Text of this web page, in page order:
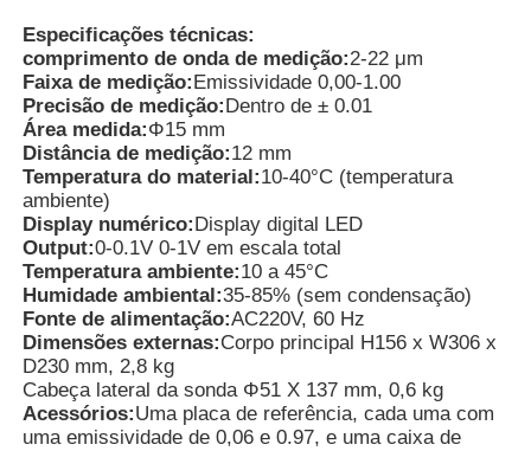
Detector de Radiação Nuclear
Dosímetro pessoal
sensor do raio de x
Sistema de Monitoramento de Radiação Nuclear
detector do rádon
Monitor de íons negativos atmosféricos
Especificações técnicas:
comprimento de onda de medição:2-22 μm
Faixa de medição:Emissividade 0,00-1.00
Precisão de medição:Dentro de ± 0.01
Área medida:Φ15 mm
Distância de medição:12 mm
Temperatura do material:10-40°C (temperatura
ambiente)
Display numérico:Display digital LED
Output:0-0.1V 0-1V em escala total
Temperatura ambiente:10 a 45°C
Humidade ambiental:35-85% (sem condensação)
Fonte de alimentação:AC220V, 60 Hz
Dimensões externas:Corpo principal H156 x W306 x
D230 mm, 2,8 kg
Cabeça lateral da sonda Φ51 X 137 mm, 0,6 kg
Acessórios:Uma placa de referência, cada uma com
uma emissividade de 0,06 e 0.97, e uma caixa de